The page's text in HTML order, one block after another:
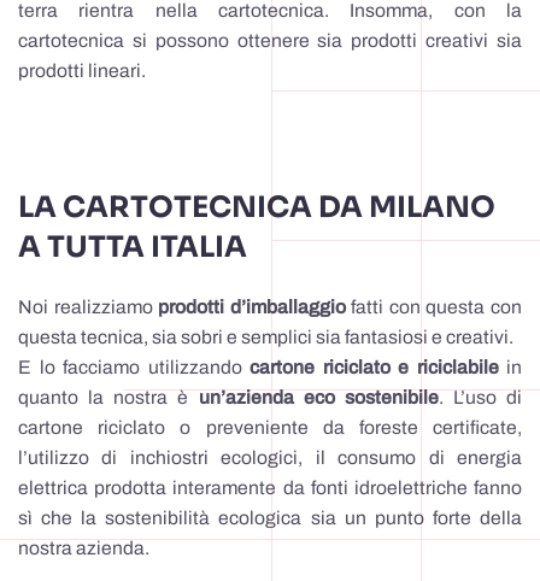
terra rientra nella cartotecnica. Insomma, con la
cartotecnica si possono ottenere sia prodotti creativi sia
prodotti lineari.
LA CARTOTECNICA DA MILANO
A TUTTA ITALIA
Noi realizziamo prodotti d’imballaggiofatti con questa con
questa tecnica, sia sobri e semplici sia fantasiosi e creativi.
E lo facciamo utilizzando cartone riciclato e riciclabilein
quanto la nostra èun’azienda eco sostenibile. L’uso di
cartone riciclato o preveniente da foreste certificate,
l’utilizzo di inchiostri ecologici, il consumo di energia
elettrica prodotta interamente da fonti idroelettriche fanno
sì che la sostenibilità ecologica sia un punto forte della
nostra azienda.